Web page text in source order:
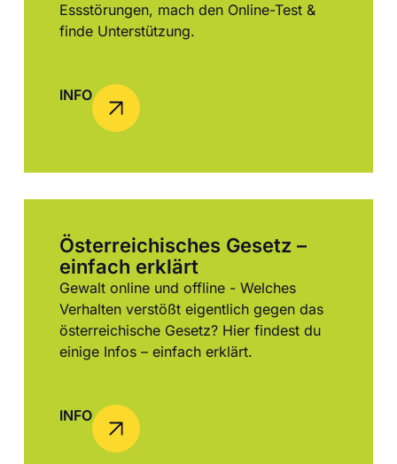
Essstörungen, mach den Online-Test &
finde Unterstützung.
INFO
Österreichisches Gesetz –
einfach erklärt
Gewalt online und offline - Welches
Verhalten verstößt eigentlich gegen das
österreichische Gesetz? Hier findest du
einige Infos – einfach erklärt.
INFO